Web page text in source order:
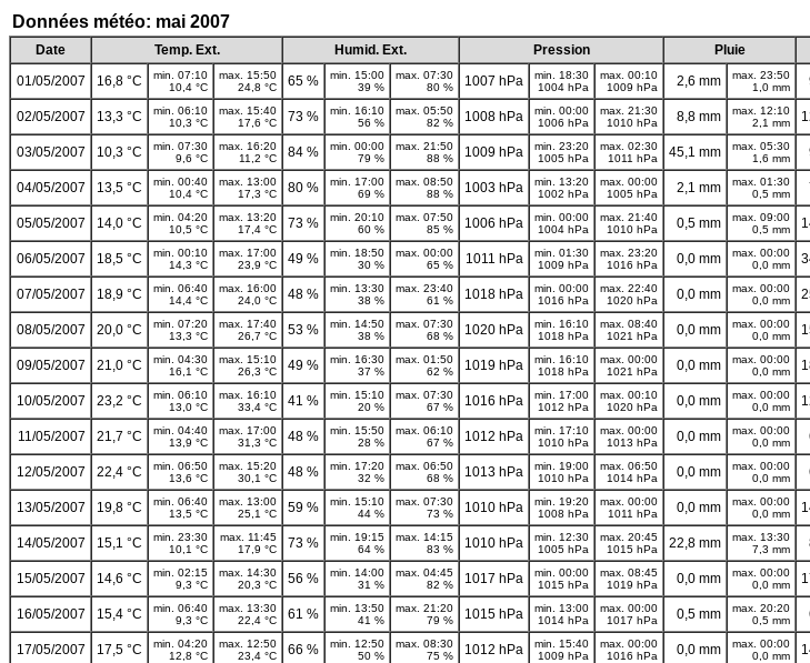
Données météo: mai 2007
Date Temp. Ext. Humid. Ext. Pression Pluie
01/05/2007
16,8 °C
min. 07:10
10,4 °C
max. 15:50
24,8 °C
65 %
min. 15:00
39 %
max. 07:30
80 %
1007 hPa
min. 18:30
1004 hPa
max. 00:10
1009 hPa
2,6 mm
max. 23:50
1,0 mm
02/05/2007 13,3 °C
min. 06:10
10,3 °C
max. 15:40
17,6 °C
73 %
min. 16:10
56 %
max. 05:50
82 %
1008 hPa
min. 00:00
1006 hPa
max. 21:30
1010 hPa
8,8 mm
max. 12:10
2,1 mm
03/05/2007 10,3 °C
min. 07:30
9,6 °C
max. 16:20
11,2 °C
84 %
min. 00:00
79 %
max. 21:50
88 %
1009 hPa
min. 23:20
1005 hPa
max. 02:30
1011 hPa
45,1 mm
max. 05:30
1,6 mm
04/05/2007 13,5 °C
min. 00:40
10,4 °C
max. 13:00
17,3 °C
80 %
min. 17:00
69 %
max. 08:50
88 %
1003 hPa
min. 13:20
1002 hPa
max. 00:00
1005 hPa
2,1 mm
max. 01:30
0,5 mm
05/05/2007 14,0 °C
min. 04:20
10,5 °C
max. 13:20
17,4 °C
73 %
min. 20:10
60 %
max. 07:50
85 %
1006 hPa
min. 00:00
1004 hPa
max. 21:40
1010 hPa
0,5 mm
max. 09:00
0,5 mm
06/05/2007 18,5 °C
min. 00:10
14,3 °C
max. 17:00
23,9 °C
49 %
min. 18:50
30 %
max. 00:00
65 %
1011 hPa
min. 01:30
1009 hPa
max. 23:20
1016 hPa
0,0 mm
max. 00:00
0,0 mm
07/05/2007 18,9 °C
min. 06:40
14,4 °C
max. 16:00
24,0 °C
48 %
min. 13:30
38 %
max. 23:40
61 %
1018 hPa
min. 00:00
1016 hPa
max. 22:40
1020 hPa
0,0 mm
max. 00:00
0,0 mm
08/05/2007 20,0 °C
min. 07:20
13,3 °C
max. 17:40
26,7 °C
53 %
min. 14:50
38 %
max. 07:30
68 %
1020 hPa
min. 16:10
1018 hPa
max. 08:40
1021 hPa
0,0 mm
max. 00:00
0,0 mm
09/05/2007 21,0 °C
min. 04:30
16,1 °C
max. 15:10
26,3 °C
49 %
min. 16:30
37 %
max. 01:50
62 %
1019 hPa
min. 16:10
1018 hPa
max. 00:00
1021 hPa
0,0 mm
max. 00:00
0,0 mm
10/05/2007 23,2 °C
min. 06:10
13,0 °C
max. 16:10
33,4 °C
41 %
min. 15:10
20 %
max. 07:30
67 %
1016 hPa
min. 17:00
1012 hPa
max. 00:10
1020 hPa
0,0 mm
max. 00:00
0,0 mm
11/05/2007 21,7 °C
min. 04:40
13,9 °C
max. 17:00
31,3 °C
48 %
min. 15:50
28 %
max. 06:10
67 %
1012 hPa
min. 17:10
1010 hPa
max. 00:00
1013 hPa
0,0 mm
max. 00:00
0,0 mm
12/05/2007 22,4 °C
min. 06:50
13,6 °C
max. 15:20
30,1 °C
48 %
min. 17:20
32 %
max. 06:50
68 %
1013 hPa
min. 19:00
1010 hPa
max. 06:50
1014 hPa
0,0 mm
max. 00:00
0,0 mm
13/05/2007 19,8 °C
min. 06:40
13,5 °C
max. 13:00
25,1 °C
59 %
min. 15:10
44 %
max. 07:30
73 %
1010 hPa
min. 19:20
1008 hPa
max. 00:00
1011 hPa
0,0 mm
max. 00:00
0,0 mm
14/05/2007 15,1 °C
min. 23:30
10,1 °C
max. 11:45
17,9 °C
73 %
min. 19:15
64 %
max. 14:15
83 %
1010 hPa
min. 12:30
1005 hPa
max. 20:45
1015 hPa
22,8 mm
max. 13:30
7,3 mm
15/05/2007 14,6 °C
min. 02:15
9,3 °C
max. 14:30
20,3 °C
56 %
min. 14:00
31 %
max. 04:45
82 %
1017 hPa
min. 00:00
1015 hPa
max. 08:45
1019 hPa
0,0 mm
max. 00:00
0,0 mm
16/05/2007 15,4 °C
min. 06:40
9,3 °C
max. 13:30
22,4 °C
61 %
min. 13:50
41 %
max. 21:20
79 %
1015 hPa
min. 13:00
1014 hPa
max. 00:00
1017 hPa
0,5 mm
max. 20:20
0,5 mm
17/05/2007 17,5 °C
min. 04:20
12,8 °C
max. 12:50
23,4 °C
66 %
min. 12:50
50 %
max. 08:30
75 %
1012 hPa
min. 15:40
1009 hPa
max. 00:00
1016 hPa
0,0 mm
max. 00:00
0,0 mm